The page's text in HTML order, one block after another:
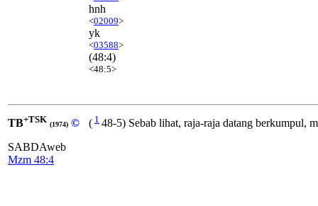
hnh
<02009>
yk
<03588>
(48:4)
<48:5>
TB+TSK (1974) ©
SABDAweb
Mzm 48:4
( 1 48-5) Sebab lihat, raja-raja datang berkumpul,